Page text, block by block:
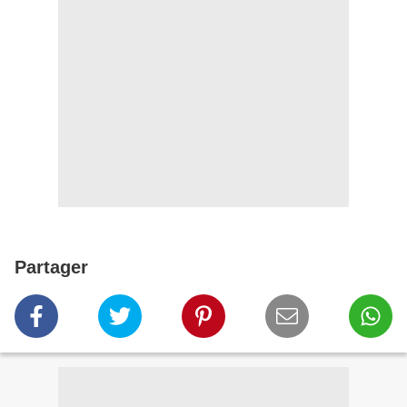
Partager